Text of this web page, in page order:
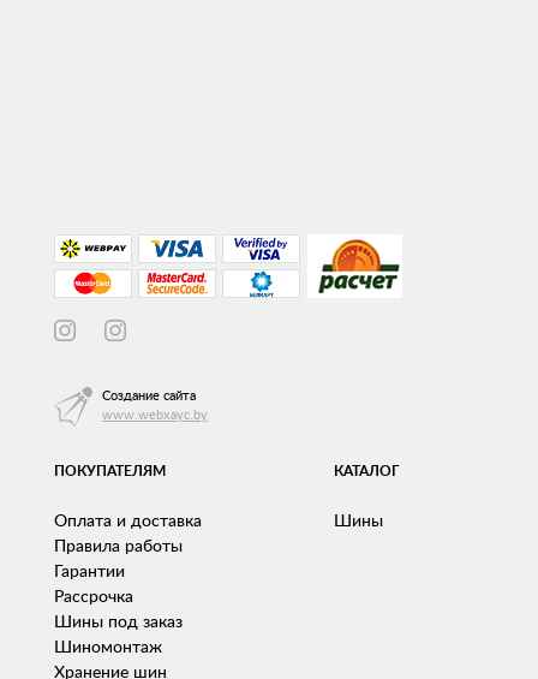
ПОКУПАТЕЛЯМ
Оплата и доставка
Правила работы
Гарантии
Рассрочка
Шины под заказ
Шиномонтаж
Хранение шин
КАТАЛОГ
Шины
Создание сайта
www.webxayc.by